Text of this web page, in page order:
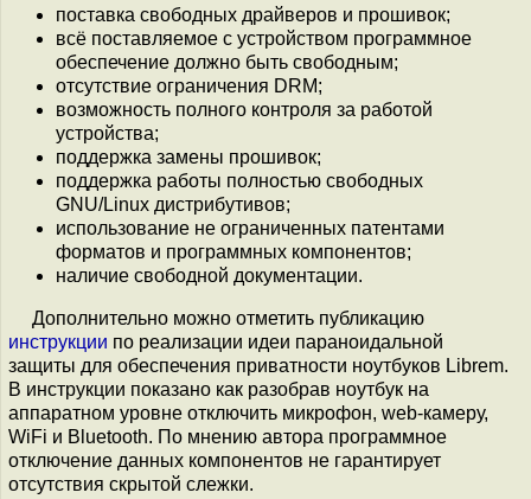
поставка свободных драйверов и прошивок;
всё поставляемое с устройством программное
обеспечение должно быть свободным;
отсутствие ограничения DRM;
возможность полного контроля за работой
устройства;
поддержка замены прошивок;
поддержка работы полностью свободных
GNU/Linux дистрибутивов;
использование не ограниченных патентами
форматов и программных компонентов;
наличие свободной документации.
Дополнительно можно отметить публикацию
инструкции по реализации идеи параноидальной
защиты для обеспечения приватности ноутбуков Librem.
В инструкции показано как разобрав ноутбук на
аппаратном уровне отключить микрофон, web-камеру,
WiFi и Bluetooth. По мнению автора программное
отключение данных компонентов не гарантирует
отсутствия скрытой слежки.